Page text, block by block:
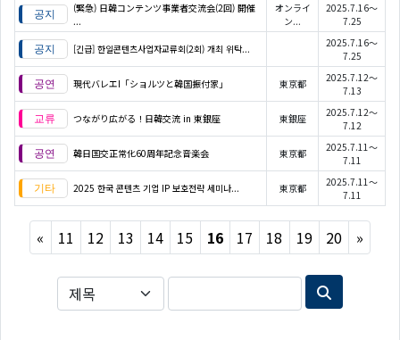
(緊急) 日韓コンテンツ事業者交流会(2回) 開催
...
オンライ
ン...
2025.7.16～
7.25
[긴급] 한일콘텐츠사업자교류회(2회) 개최 위탁...
2025.7.16～
7.25
現代バレエI「ショルツと韓国振付家」 東京都
2025.7.12～
7.13
つながり広がる！日韓交流 in 東銀座 東銀座
2025.7.12～
7.12
韓日国交正常化60周年記念音楽会 東京都
2025.7.11～
7.11
2025 한국 콘텐츠 기업 IP 보호전략 세미나... 東京都
2025.7.11～
7.11
« Previous
11 12 13 14 15 16 17 18 19 20 »Next